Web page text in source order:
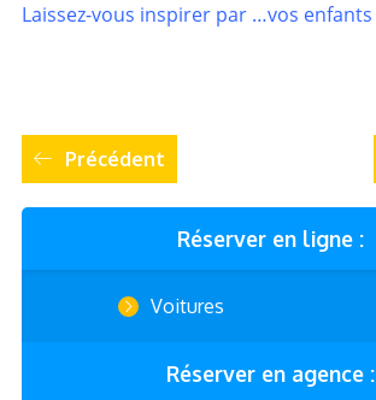
Réserver en ligne :
Voitures
Réserver en agence :
Laissez-vous inspirer par …vos enfants
Précédent